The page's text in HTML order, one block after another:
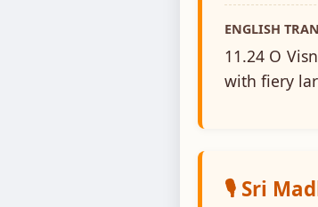
ENGLISH
11.24 O
with fiery
🎙️ Sri